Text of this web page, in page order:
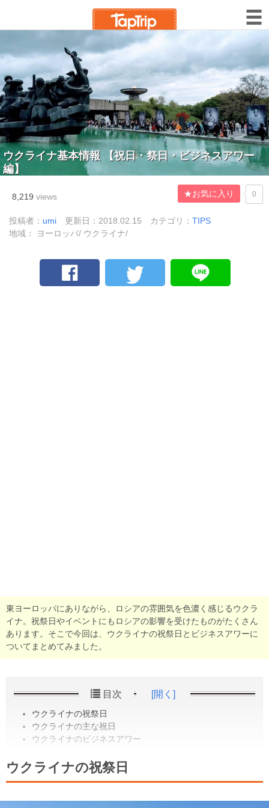
ウクライナ基本情報 【祝日・祭日・ビジネスアワー
編】
8,219 views ★お気に入り 0
投稿者： umi 更新日：2018.02.15 カテゴリ： TIPS
地域： ヨーロッパ/ ウクライナ/
東ヨーロッパにありながら、ロシアの雰囲気を色濃く感じるウクラ
イナ。祝祭日やイベントにもロシアの影響を受けたものがたくさん
あります。そこで今回は、ウクライナの祝祭日とビジネスアワーに
ついてまとめてみました。
目次 [開く]
ウクライナの祝祭日
ウクライナの主な祝日
ウクライナのビジネスアワー
ウクライナの祝祭日